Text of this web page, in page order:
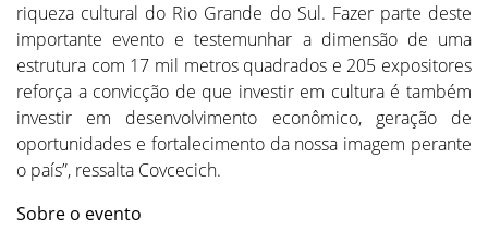
riqueza cultural do Rio Grande do Sul. Fazer parte deste
importante evento e testemunhar a dimensão de uma
estrutura com 17 mil metros quadrados e 205 expositores
reforça a convicção de que investir em cultura é também
investir em desenvolvimento econômico, geração de
oportunidades e fortalecimento da nossa imagem perante
o país”, ressalta Covcecich.
Sobre o evento